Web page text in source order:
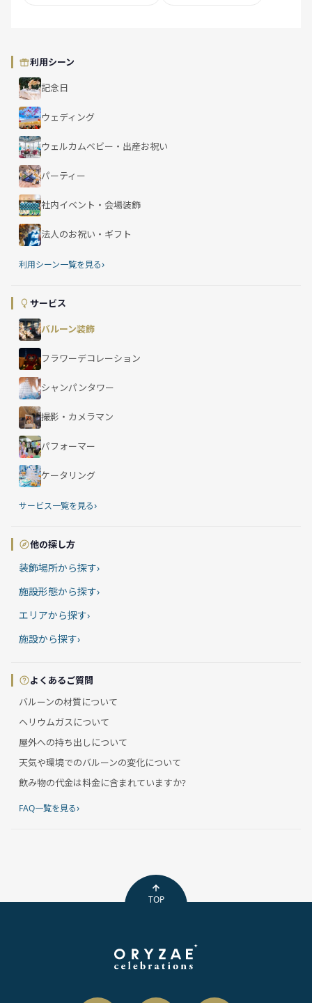
利用シーン
記念日
ウェディング
ウェルカムベビー・出産お祝い
パーティー
社内イベント・会場装飾
法人のお祝い・ギフト
利用シーン一覧を見る›
サービス
バルーン装飾
フラワーデコレーション
シャンパンタワー
撮影・カメラマン
パフォーマー
ケータリング
サービス一覧を見る›
他の探し方
装飾場所から探す›
施設形態から探す›
エリアから探す›
施設から探す›
よくあるご質問
バルーンの材質について
ヘリウムガスについて
屋外への持ち出しについて
天気や環境でのバルーンの変化について
飲み物の代金は料金に含まれていますか?
FAQ一覧を見る›
TOP